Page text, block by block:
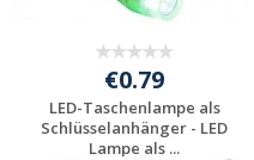
€0.79
LED-Taschenlampe als
Schlüsselanhänger - LED
Lampe als ...